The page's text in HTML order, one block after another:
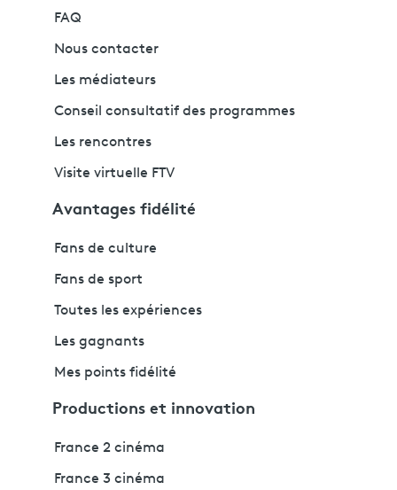
FAQ
Nous contacter
Les médiateurs
Conseil consultatif des programmes
Les rencontres
Visite virtuelle FTV
Avantages fidélité
Fans de culture
Fans de sport
Toutes les expériences
Les gagnants
Mes points fidélité
Productions et innovation
France 2 cinéma
France 3 cinéma